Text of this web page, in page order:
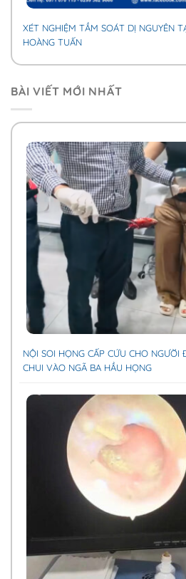
XÉT NGHIỆM TẦM SOÁT DỊ NGUYÊN
HOÀNG TUẤN
BÀI VIẾT MỚI NHẤT
NỘI SOI HỌNG CẤP CỨU CHO NGƯỜI
CHUI VÀO NGÃ BA HẦU HỌNG